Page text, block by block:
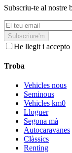
Subscriu-te al nostre
Subscriure'm
He llegit i accepto
Troba
Vehicles nous
Seminous
Vehicles km0
Lloguer
Segona mà
Autocaravanes
Clàssics
Renting